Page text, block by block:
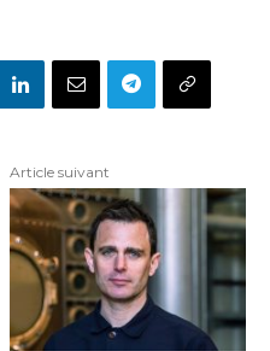
Article suivant